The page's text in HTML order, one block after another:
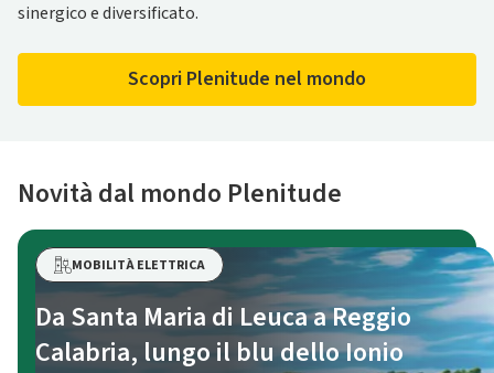
sinergico e diversificato.
Scopri Plenitude nel mondo
Novità dal mondo Plenitude
MOBILITÀ ELETTRICA
Da Santa Maria di Leuca a Reggio
Calabria, lungo il blu dello Ionio